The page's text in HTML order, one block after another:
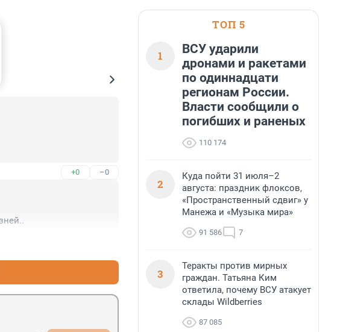
+0 –0
ТОП 5
1
ВСУ ударили
дронами и ракетами
по одиннадцати
регионам России.
Власти сообщили о
погибших и раненых
110 174
2
Куда пойти 31 июля–2
августа: праздник флоксов,
«Пространственный сдвиг» у
Манежа и «Музыка мира»
91 586 7
3
Теракты против мирных
граждан. Татьяна Ким
ответила, почему ВСУ атакует
склады Wildberries
87 085